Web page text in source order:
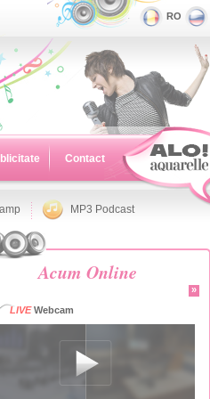
RO
Contact
MP3 Podcast
Acum Online
»
LIVEWebcam